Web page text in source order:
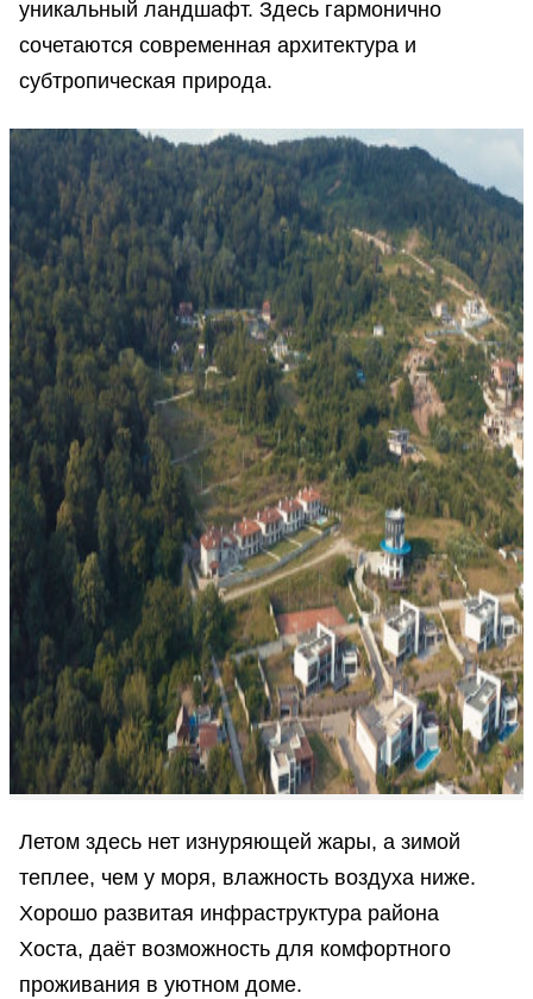
уникальный ландшафт. Здесь гармонично
сочетаются современная архитектура и
субтропическая природа.
Летом здесь нет изнуряющей жары, а зимой
теплее, чем у моря, влажность воздуха ниже.
Хорошо развитая инфраструктура района
Хоста, даёт возможность для комфортного
проживания в уютном доме.